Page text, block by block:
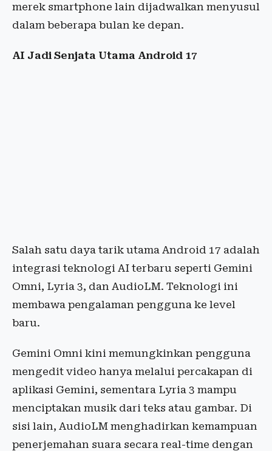
merek smartphone lain dijadwalkan menyusul
dalam beberapa bulan ke depan.
AI Jadi Senjata Utama Android 17
Salah satu daya tarik utama Android 17 adalah
integrasi teknologi AI terbaru seperti Gemini
Omni, Lyria 3, dan AudioLM. Teknologi ini
membawa pengalaman pengguna ke level
baru.
Gemini Omni kini memungkinkan pengguna
mengedit video hanya melalui percakapan di
aplikasi Gemini, sementara Lyria 3 mampu
menciptakan musik dari teks atau gambar. Di
sisi lain, AudioLM menghadirkan kemampuan
penerjemahan suara secara real-time dengan